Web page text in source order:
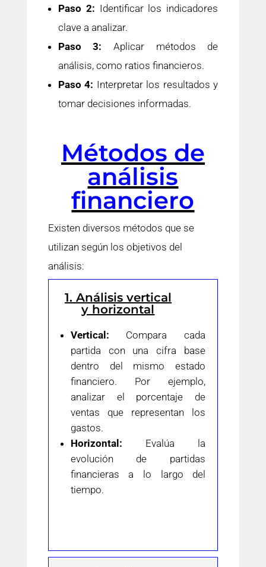
Paso 2: Identificar los indicadores
clave a analizar.
Paso 3: Aplicar métodos de
análisis, como ratios financieros.
Paso 4: Interpretar los resultados y
tomar decisiones informadas.
Métodos de
análisis
financiero
Existen diversos métodos que se
utilizan según los objetivos del
análisis:
1. Análisis vertical
y horizontal
Vertical: Compara cada
partida con una cifra base
dentro del mismo estado
financiero. Por ejemplo,
analizar el porcentaje de
ventas que representan los
gastos.
Horizontal: Evalúa la
evolución de partidas
financieras a lo largo del
tiempo.